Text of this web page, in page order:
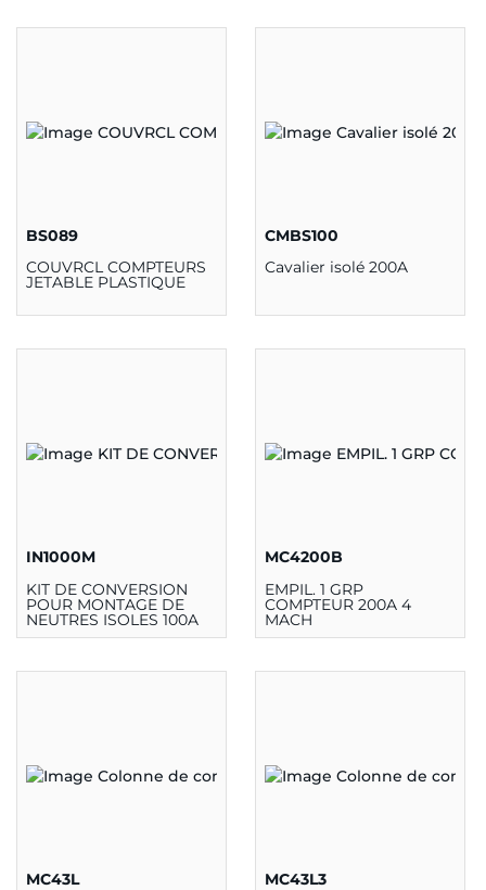
BS089
COUVRCL COMPTEURS
JETABLE PLASTIQUE
CMBS100
Cavalier isolé 200A
IN1000M
KIT DE CONVERSION
POUR MONTAGE DE
NEUTRES ISOLES 100A
POUR SOCKET BA-BE
MC4200B
EMPIL. 1 GRP
COMPTEUR 200A 4
MACH
MC43L MC43L3